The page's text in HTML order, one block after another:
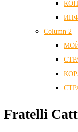
Column 2
Fratelli